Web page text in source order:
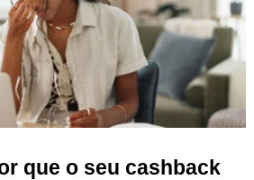
que o seu cashback